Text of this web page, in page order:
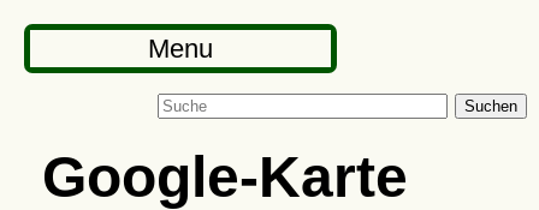
Menu
Suchen
Google-Karte